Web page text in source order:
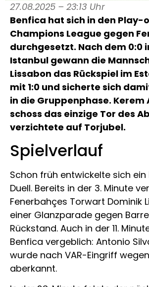
27.08.2025 – 23:13 Uhr
Benfica hat sich in den Play-
Champions League gegen
durchgesetzt. Nach dem 0:0
Istanbul gewann die
Lissabon das Rückspiel im
mit 1:0 und sicherte sich
in die Gruppenphase. Kerem
schoss das einzige Tor des
verzichtete auf Torjubel.
Spielverlauf
Schon früh entwickelte sich ein
Duell. Bereits in der 3. Minute
Fenerbahçes Torwart Dominik
einer Glanzparade gegen
Rückstand. Auch in der 11.
Benfica vergeblich: Antonio
wurde nach VAR-Eingriff
aberkannt.